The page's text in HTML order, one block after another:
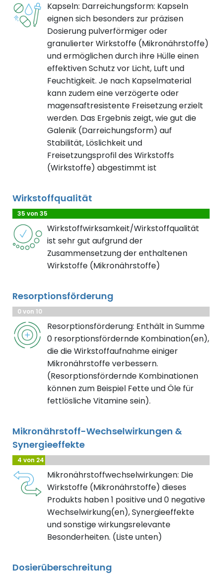
Kapseln: Darreichungsform: Kapseln
eignen sich besonders zur präzisen
Dosierung pulverförmiger oder
granulierter Wirkstoffe (Mikronährstoffe)
und ermöglichen durch ihre Hülle einen
effektiven Schutz vor Licht, Luft und
Feuchtigkeit. Je nach Kapselmaterial
kann zudem eine verzögerte oder
magensaftresistente Freisetzung erzielt
werden. Das Ergebnis zeigt, wie gut die
Galenik (Darreichungsform) auf
Stabilität, Löslichkeit und
Freisetzungsprofil des Wirkstoffs
(Wirkstoffe) abgestimmt ist
Wirkstoffqualität
35 von 35
Wirkstoffwirksamkeit/Wirkstoffqualität
ist sehr gut aufgrund der
Zusammensetzung der enthaltenen
Wirkstoffe (Mikronährstoffe)
Resorptionsförderung
0 von 10
Resorptionsförderung: Enthält in Summe
0 resorptionsfördernde Kombination(en),
die die Wirkstoffaufnahme einiger
Mikronährstoffe verbessern.
(Resorptionsfördernde Kombinationen
können zum Beispiel Fette und Öle für
fettlösliche Vitamine sein).
Mikronährstoff-Wechselwirkungen &
Synergieeffekte
4 von 24
Mikronährstoffwechselwirkungen: Die
Wirkstoffe (Mikronährstoffe) dieses
Produkts haben 1 positive und 0 negative
Wechselwirkung(en), Synergieeffekte
und sonstige wirkungsrelevante
Besonderheiten. (Liste unten)
Dosierüberschreitung